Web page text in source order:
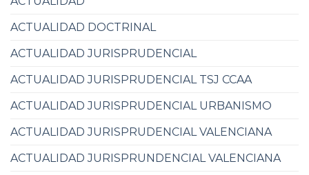
ACTUALIDAD DOCTRINAL
ACTUALIDAD JURISPRUDENCIAL
ACTUALIDAD JURISPRUDENCIAL TSJ CCAA
ACTUALIDAD JURISPRUDENCIAL URBANISMO
ACTUALIDAD JURISPRUDENCIAL VALENCIANA
ACTUALIDAD JURISPRUNDENCIAL VALENCIANA